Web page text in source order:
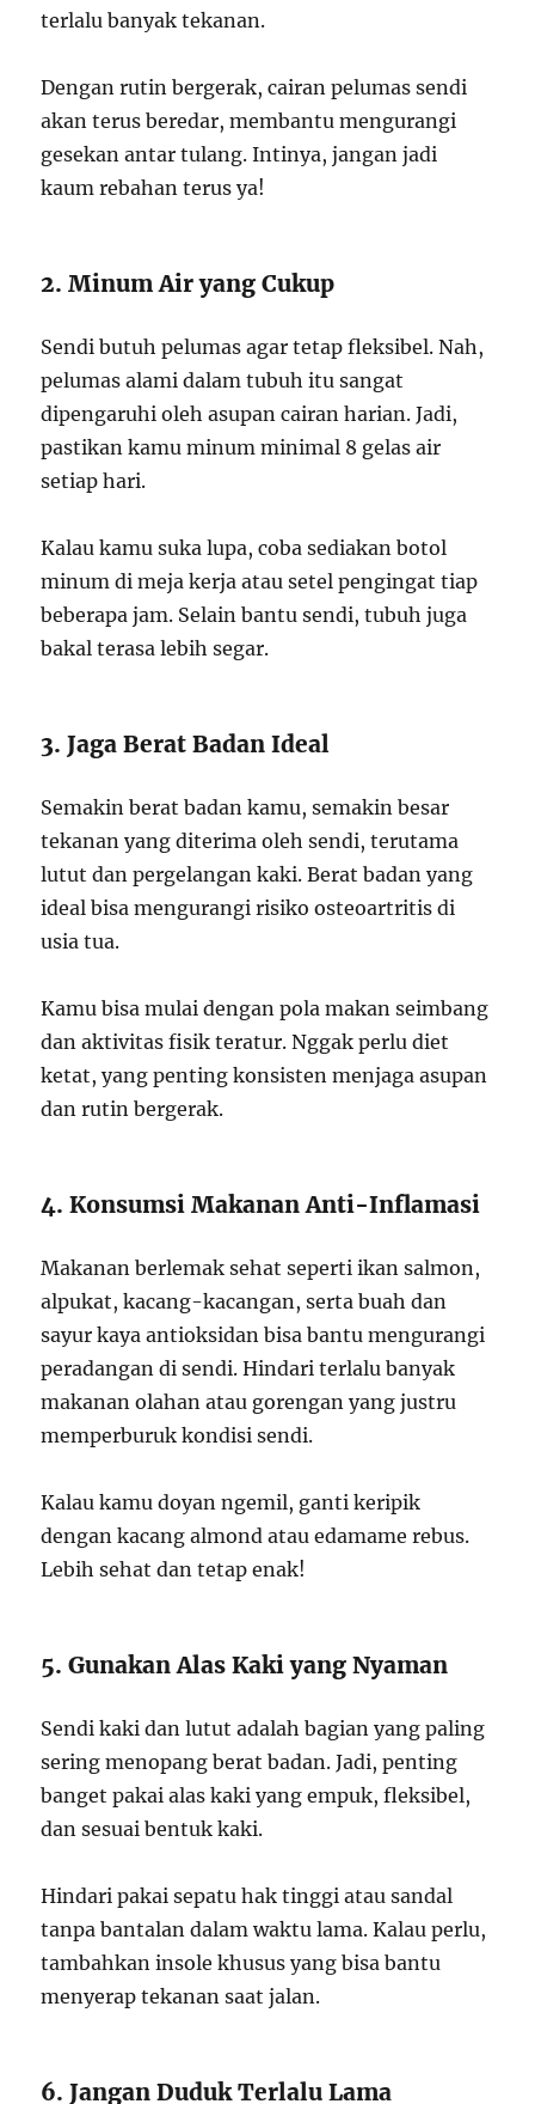
terlalu banyak tekanan.
Dengan rutin bergerak, cairan pelumas sendi
akan terus beredar, membantu mengurangi
gesekan antar tulang. Intinya, jangan jadi
kaum rebahan terus ya!
2. Minum Air yang Cukup
Sendi butuh pelumas agar tetap fleksibel. Nah,
pelumas alami dalam tubuh itu sangat
dipengaruhi oleh asupan cairan harian. Jadi,
pastikan kamu minum minimal 8 gelas air
setiap hari.
Kalau kamu suka lupa, coba sediakan botol
minum di meja kerja atau setel pengingat tiap
beberapa jam. Selain bantu sendi, tubuh juga
bakal terasa lebih segar.
3. Jaga Berat Badan Ideal
Semakin berat badan kamu, semakin besar
tekanan yang diterima oleh sendi, terutama
lutut dan pergelangan kaki. Berat badan yang
ideal bisa mengurangi risiko osteoartritis di
usia tua.
Kamu bisa mulai dengan pola makan seimbang
dan aktivitas fisik teratur. Nggak perlu diet
ketat, yang penting konsisten menjaga asupan
dan rutin bergerak.
4. Konsumsi Makanan Anti-Inflamasi
Makanan berlemak sehat seperti ikan salmon,
alpukat, kacang-kacangan, serta buah dan
sayur kaya antioksidan bisa bantu mengurangi
peradangan di sendi. Hindari terlalu banyak
makanan olahan atau gorengan yang justru
memperburuk kondisi sendi.
Kalau kamu doyan ngemil, ganti keripik
dengan kacang almond atau edamame rebus.
Lebih sehat dan tetap enak!
5. Gunakan Alas Kaki yang Nyaman
Sendi kaki dan lutut adalah bagian yang paling
sering menopang berat badan. Jadi, penting
banget pakai alas kaki yang empuk, fleksibel,
dan sesuai bentuk kaki.
Hindari pakai sepatu hak tinggi atau sandal
tanpa bantalan dalam waktu lama. Kalau perlu,
tambahkan insole khusus yang bisa bantu
menyerap tekanan saat jalan.
6. Jangan Duduk Terlalu Lama